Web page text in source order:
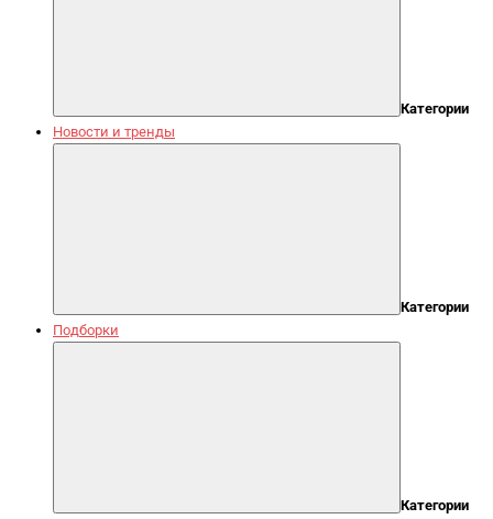
Категории
Новости и тренды
Категории
Подборки
Категории